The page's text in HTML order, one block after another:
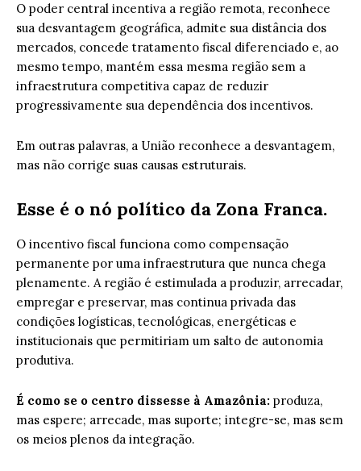
O poder central incentiva a região remota, reconhece
sua desvantagem geográfica, admite sua distância dos
mercados, concede tratamento fiscal diferenciado e, ao
mesmo tempo, mantém essa mesma região sem a
infraestrutura competitiva capaz de reduzir
progressivamente sua dependência dos incentivos.
Em outras palavras, a União reconhece a desvantagem,
mas não corrige suas causas estruturais.
Esse é o nó político da Zona Franca.
O incentivo fiscal funciona como compensação
permanente por uma infraestrutura que nunca chega
plenamente. A região é estimulada a produzir, arrecadar,
empregar e preservar, mas continua privada das
condições logísticas, tecnológicas, energéticas e
institucionais que permitiriam um salto de autonomia
produtiva.
É como se o centro dissesse à Amazônia: produza,
mas espere; arrecade, mas suporte; integre-se, mas sem
os meios plenos da integração.